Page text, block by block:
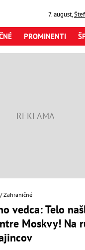
7. august,
PROMINENTI
Zahraničné
vedca: Telo
Moskvy! Na